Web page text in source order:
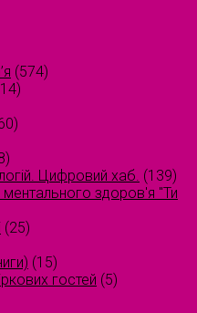
(574)
Цифровий хаб. (139)
здоров'я "Ти
(25)
(15)
гостей (5)